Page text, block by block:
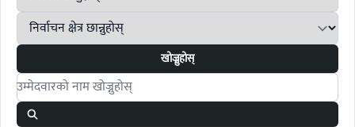
खोज्नुहोस्
Search candidates